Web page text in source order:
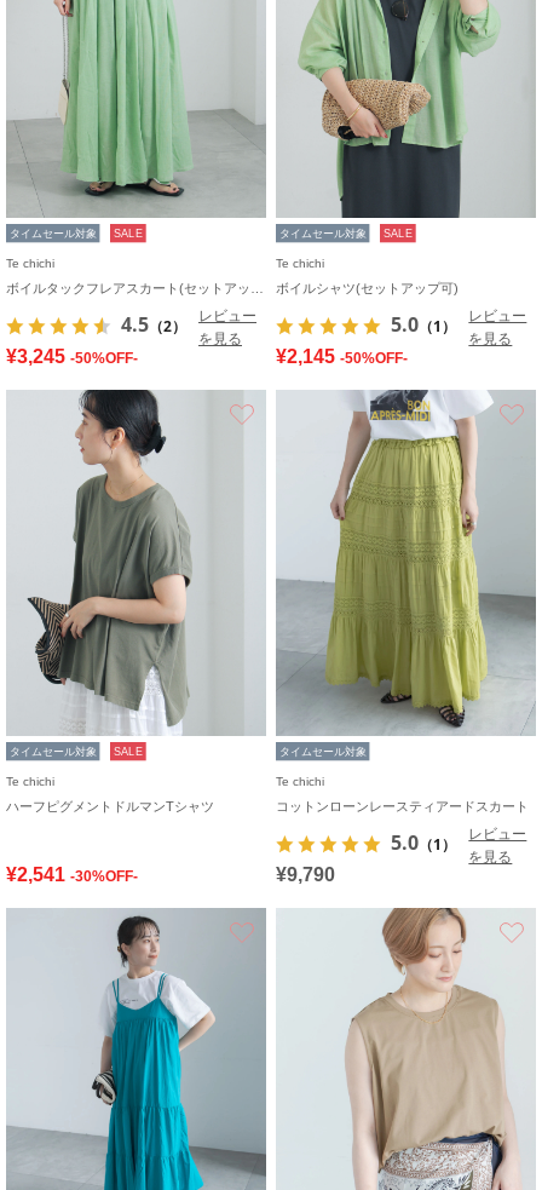
タイムセール対象 SALE
Te chichi
4.5 （2）
レビュー
を見る
¥3,245 -50%OFF-
タイムセール対象 SALE
Te chichi
ボイルシャツ(セットアップ可)
5.0 （1）
レビュー
を見る
¥2,145 -50%OFF-
タイムセール対象 SALE
Te chichi
ハーフピグメントドルマンTシャツ
¥2,541 -30%OFF-
タイムセール対象
Te chichi
コットンローンレースティアードスカート
5.0 （1）
レビュー
を見る
¥9,790